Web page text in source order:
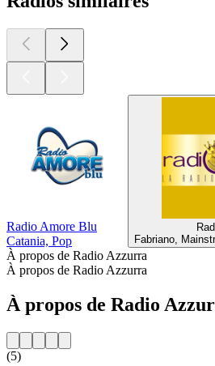
Radio Amore Blu
Catania, Pop
Fabriano,
À propos de Radio Azzurra
À propos de Radio Azzurra
À propos de Radio
(5)